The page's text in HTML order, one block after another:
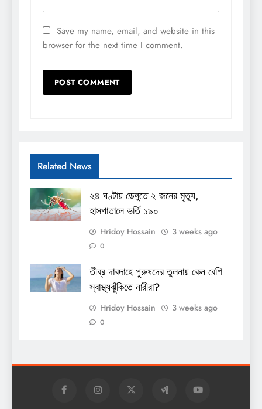
Save my name, email, and website in this
browser for the next time I comment.
Related News
২৪ ঘণ্টায় ডেঙ্গুতে ২ জনের মৃত্যু,
হাসপাতালে ভর্তি ১৯০
Hridoy Hossain 3 weeks ago
0
তীব্র দাবদাহে পুরুষদের তুলনায় কেন বেশি
স্বাস্থ্যঝুঁকিতে নারীরা?
Hridoy Hossain 3 weeks ago
0